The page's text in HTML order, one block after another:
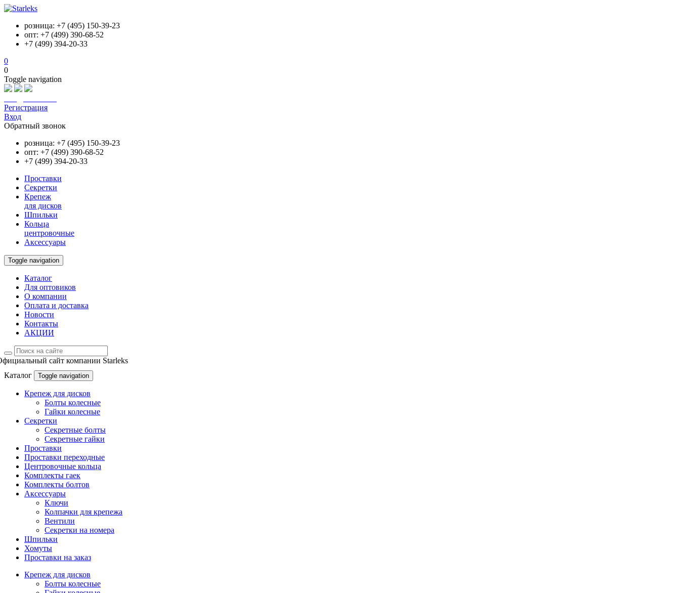
розница: +7 (495) 150-39-23
опт: +7 (499) 390-68-52
+7 (499) 394-20-33
0
0
Toggle navigation
Регистрация
Вход
Обратный звонок
розница: +7 (495) 150-39-23
опт: +7 (499) 390-68-52
+7 (499) 394-20-33
Проставки
Секретки
Крепеж
для дисков
Шпильки
Кольца
центровочные
Аксессуары
Toggle navigation
Каталог
Для оптовиков
О компании
Оплата и доставка
Новости
Контакты
АКЦИИ
сайт компании Starleks
Каталог
Toggle navigation
Крепеж для дисков
Болты колесные
Гайки колесные
Секретки
Секретные болты
Секретные гайки
Проставки
Проставки переходные
Центровочные кольца
Комплекты гаек
Комплекты болтов
Аксессуары
Ключи
Колпачки для крепежа
Вентили
Секретки на номера
Шпильки
Хомуты
Проставки на заказ
Крепеж для дисков
Болты колесные